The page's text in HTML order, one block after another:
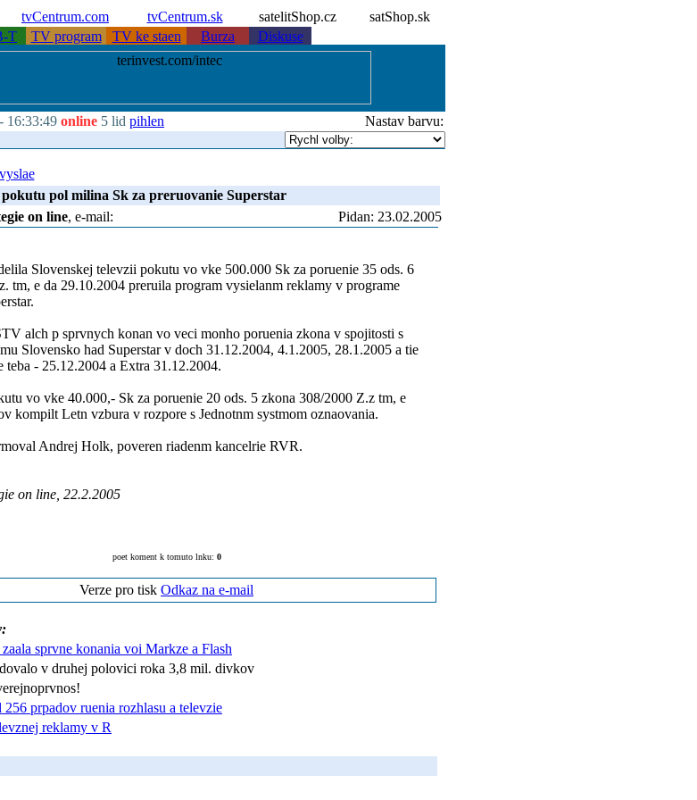
tvCentrum.com tvCentrum.sk satelitShop.cz
satShop.sk
T TV program TV ke staen Burza Diskuse
16:33:49 online 5 lid pihlen Nastav barvu:
pol milina Sk za preruovanie Superstar
on line, e-mail: Pidan: 23.02.2005
Slovenskej televzii pokutu vo vke 500.000 Sk za poruenie 35 ods. 6
tm, e da 29.10.2004 preruila program vysielanm reklamy v programe
alch p sprvnych konan vo veci monho poruenia zkona v spojitosti s
Slovensko had Superstar v doch 31.12.2004, 4.1.2005, 28.1.2005 a tie
teba - 25.12.2004 a Extra 31.12.2004.
vo vke 40.000,- Sk za poruenie 20 ods. 5 zkona 308/2000 Z.z tm, e
kompilt Letn vzbura v rozpore s Jednotnm systmom oznaovania.
Andrej Holk, poveren riadenm kancelrie RVR.
on line, 22.2.2005
poet koment k tomuto lnku: 0
Verze pro tisk Odkaz na e-mail
sprvne konania voi Markze a Flash
v druhej polovici roka 3,8 mil. divkov
prpadov ruenia rozhlasu a televzie
reklamy v R